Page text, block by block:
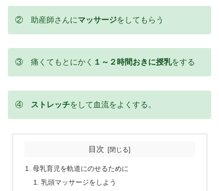
② 助産師さんにマッサージをしてもらう
③ 痛くてもとにかく １～２時間おきに授乳をする
④ ストレッチをして血流をよくする。
目次
母乳育児を軌道にのせるために
乳頭マッサージをしよう